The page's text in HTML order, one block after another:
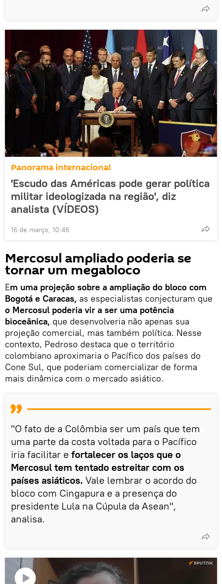
Panorama internacional
'Escudo das Américas pode gerar política
militar ideologizada na região', diz
analista (VÍDEOS)
16 de março, 10:46
Mercosul ampliado poderia se
tornar um megabloco
Em uma projeção sobre a ampliação do bloco com
Bogotá e Caracas, as especialistas conjecturam que
o Mercosul poderia vir a ser uma potência
bioceânica, que desenvolveria não apenas sua
projeção comercial, mas também política. Nesse
contexto, Pedroso destaca que o território
colombiano aproximaria o Pacífico dos países do
Cone Sul, que poderiam comercializar de forma
mais dinâmica com o mercado asiático.
"O fato de a Colômbia ser um país que tem
uma parte da costa voltada para o Pacífico
iria facilitar e fortalecer os laços que o
Mercosul tem tentado estreitar com os
países asiáticos. Vale lembrar o acordo do
bloco com Cingapura e a presença do
presidente Lula na Cúpula da Asean",
analisa.